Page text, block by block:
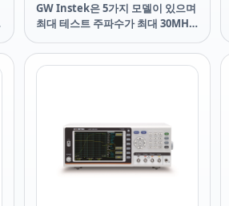
GW Instek은 5가지 모델이 있으며
최대 테스트 주파수가 최대 30MHz
터 ~ LCR-8200을 출시합니다. 전체
시리즈는 7인치 컬러 디스플레이를
으로 표시될 수 있으므로 사용자는
DUT의 특성을 최적으로 해석할 수
있습니다. 동시에 USB 장치 / RS-
232C / 핸들러 및 GPIB와 같은 표준